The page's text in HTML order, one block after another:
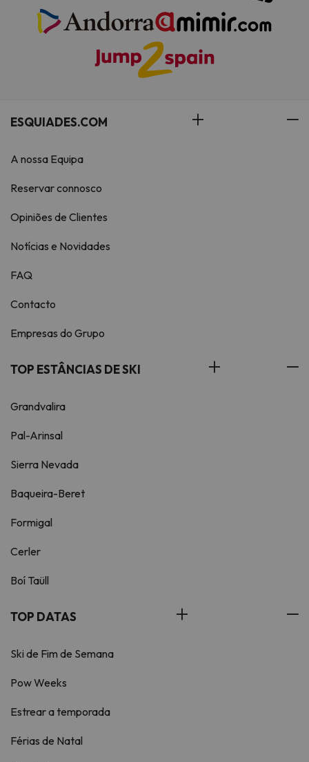
ESQUIADES.COM
A nossa Equipa
Reservar connosco
Opiniões de Clientes
Notícias e Novidades
FAQ
Contacto
Empresas do Grupo
TOP ESTÂNCIAS DE SKI
Grandvalira
Pal-Arinsal
Sierra Nevada
Baqueira-Beret
Formigal
Cerler
Boí Taüll
TOP DATAS
Ski de Fim de Semana
Pow Weeks
Estrear a temporada
Férias de Natal